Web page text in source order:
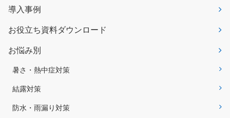
導入事例
お役立ち資料ダウンロード
お悩み別
暑さ・熱中症対策
結露対策
防水・雨漏り対策